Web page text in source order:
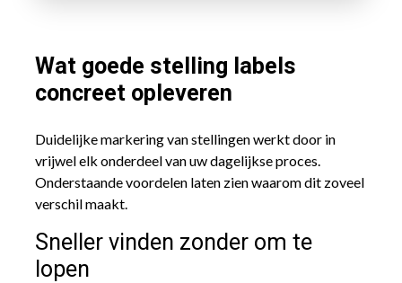
Wat goede stelling labels
concreet opleveren
Duidelijke markering van stellingen werkt door in
vrijwel elk onderdeel van uw dagelijkse proces.
Onderstaande voordelen laten zien waarom dit zoveel
verschil maakt.
Sneller vinden zonder om te
lopen